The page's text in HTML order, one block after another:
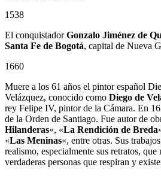
1538
El conquistadorGonzalo Jiménez de
Santa Fe de Bogotá, capital de Nueva
1660
Muere a los 61 años el pintor español
Velázquez, conocido como Diego de
rey Felipe IV, pintor de la Cámara. En
de la Orden de Santiago. Fue autor de
Hilanderas«, «La Rendición de Breda
«Las Meninas«, entre otras. Sus
realismo, especialmente sus retratos,
verdaderas personas que respiran y